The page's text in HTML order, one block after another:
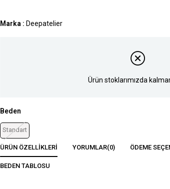
Marka : Deepatelier
Ürün stoklarımızda
Beden
Standart
ÜRÜN ÖZELLIKLERI YORUMLAR(0) ÖDEME
BEDEN TABLOSU